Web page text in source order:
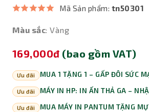
Mã Sản phẩm: tn50301
Màu sắc: Vàng
169,000đ (bao gồm VAT)
Ưu đãi MUA 1 TẶNG 1 – GẤP ĐÔI SỨC
Ưu đãi MÁY IN HP: IN ẤN THẢ GA –
Ưu đãi MUA MÁY IN PANTUM TẶNG